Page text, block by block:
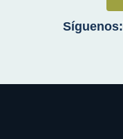
Síguenos: